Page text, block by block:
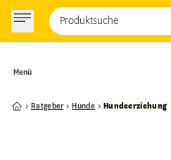
Menü
Produktsuche
Ratgeber Hunde Hundeerziehung